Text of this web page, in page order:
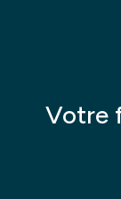
Votre